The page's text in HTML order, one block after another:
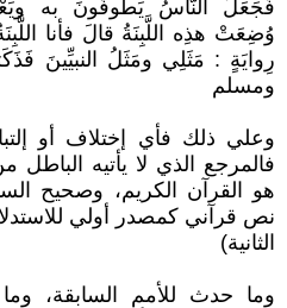
فَجَعَلَ النَّاسُ يَطُوفُونَ به
وُضِعَتْ هذِه اللَّبِنَةُ قالَ فأنا
رِوايَةٍ : مَثَلِي ومَثَلُ النبيِّينَ
ومسلم
وعلي ذلك فأي إختلاف أو
فالمرجع الذي لا يأتيه
هو القرآن الكريم، وصحيح
نص قرآني كمصدر أولي
الثانية)
وما حدث للأمم السابقة،